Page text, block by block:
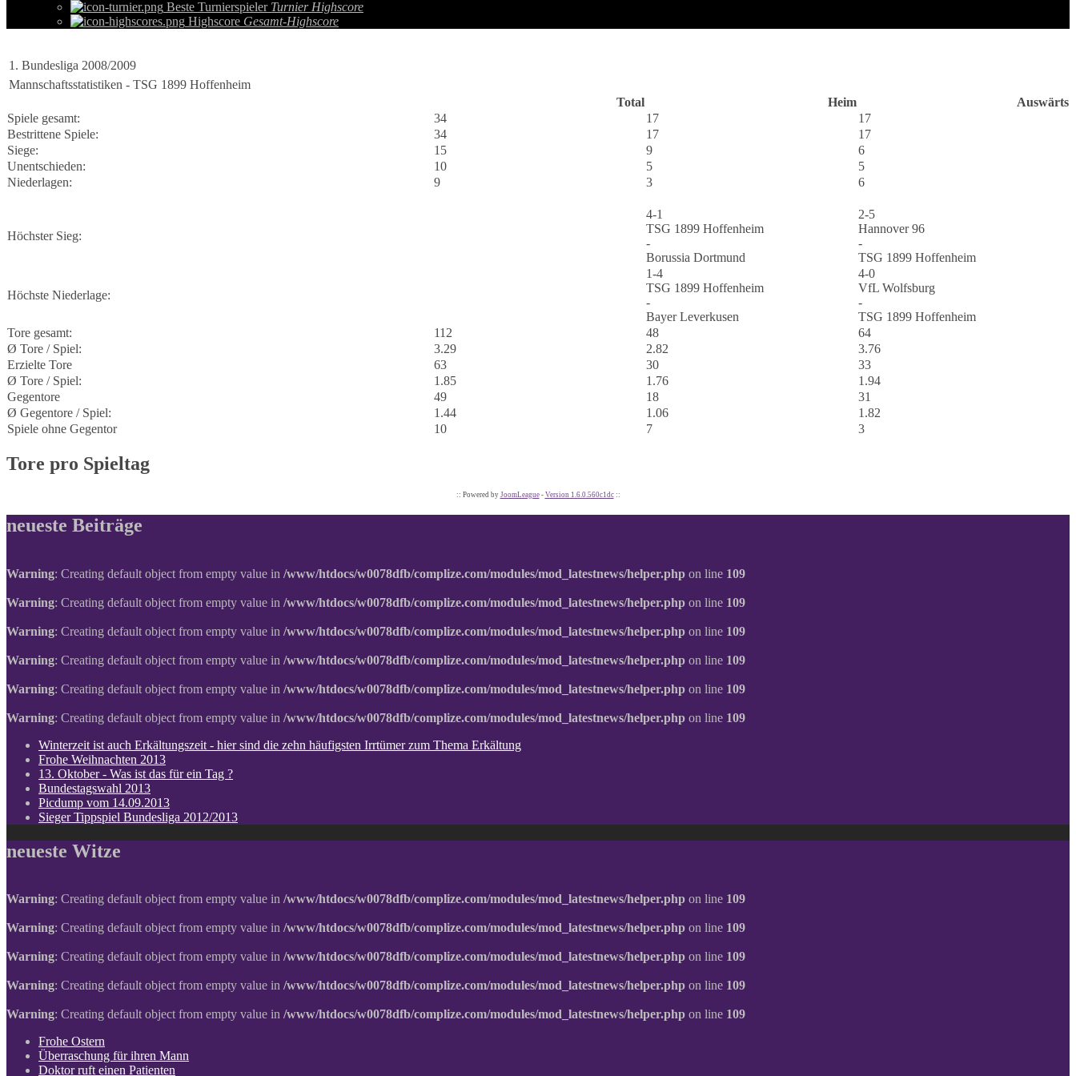
Beste Turnierspieler Turnier Highscore
Highscore Gesamt-Highscore
1. Bundesliga 2008/2009
Mannschaftsstatistiken - TSG 1899 Hoffenheim
Total
Heim
Auswärts
Spiele gesamt:
34 17
17
Bestrittene Spiele:
34 17
17
Siege:
15 9
6
Unentschieden:
10 5
5
Niederlagen:
9 3 6
Höchster Sieg:
4-1
TSG 1899 Hoffenheim
-
Borussia Dortmund
2-5
Hannover 96
-
TSG 1899 Hoffenheim
Höchste Niederlage:
1-4
TSG 1899 Hoffenheim
-
Bayer Leverkusen
4-0
VfL Wolfsburg
-
TSG 1899 Hoffenheim
Tore gesamt:
112 48
64
Ø Tore / Spiel:
3.29 2.82
3.76
Erzielte Tore
63 30
33
Ø Tore / Spiel:
1.85 1.76
1.94
Gegentore
49 18
31
Ø Gegentore / Spiel:
1.44 1.06
1.82
Spiele ohne Gegentor
10 7 3
Tore pro Spieltag
:: Powered by JoomLeague- Version 1.6.0.560c1dc::
neueste Beiträge
Warning: Creating default object from empty value in /www/htdocs/w0078dfb/complize.com/modules/mod_latestnews/helper.php on line 109
Warning: Creating default object from empty value in /www/htdocs/w0078dfb/complize.com/modules/mod_latestnews/helper.php on line 109
Warning: Creating default object from empty value in /www/htdocs/w0078dfb/complize.com/modules/mod_latestnews/helper.php on line 109
Warning: Creating default object from empty value in /www/htdocs/w0078dfb/complize.com/modules/mod_latestnews/helper.php on line 109
Warning: Creating default object from empty value in /www/htdocs/w0078dfb/complize.com/modules/mod_latestnews/helper.php on line 109
Warning: Creating default object from empty value in /www/htdocs/w0078dfb/complize.com/modules/mod_latestnews/helper.php on line 109
Winterzeit ist auch Erkältungszeit - hier sind die zehn häufigsten Irrtümer zum Thema Erkältung
Frohe Weihnachten 2013
13. Oktober - Was ist das für ein Tag ?
Bundestagswahl 2013
Picdump vom 14.09.2013
Sieger Tippspiel Bundesliga 2012/2013
neueste Witze
Warning: Creating default object from empty value in /www/htdocs/w0078dfb/complize.com/modules/mod_latestnews/helper.php on line 109
Warning: Creating default object from empty value in /www/htdocs/w0078dfb/complize.com/modules/mod_latestnews/helper.php on line 109
Warning: Creating default object from empty value in /www/htdocs/w0078dfb/complize.com/modules/mod_latestnews/helper.php on line 109
Warning: Creating default object from empty value in /www/htdocs/w0078dfb/complize.com/modules/mod_latestnews/helper.php on line 109
Warning: Creating default object from empty value in /www/htdocs/w0078dfb/complize.com/modules/mod_latestnews/helper.php on line 109
Frohe Ostern
Überraschung für ihren Mann
Doktor ruft einen Patienten